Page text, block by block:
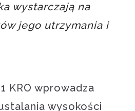
wystarczają na
jego utrzymania i
KRO wprowadza
wysokości